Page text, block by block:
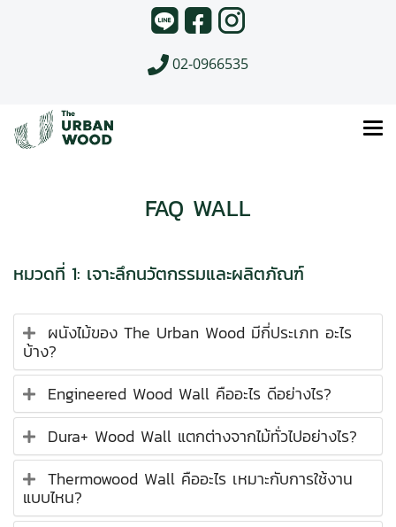
02-0966535
FAQ WALL
หมวดที่ 1: เจาะลึกนวัตกรรมและผลิตภัณฑ์
ผนังไม้ของ The Urban Wood มีกี่ประเภท อะไร
บ้าง?
Engineered Wood Wall คืออะไร ดีอย่างไร?
Dura+ Wood Wall แตกต่างจากไม้ทั่วไปอย่างไร?
Thermowood Wall คืออะไร เหมาะกับการใช้งาน
แบบไหน?